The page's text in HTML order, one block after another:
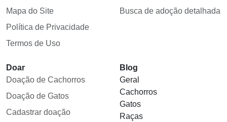
Mapa do Site
Política de Privacidade
Termos de Uso
Busca de adoção detalhada
Doar
Doação de Cachorros
Doação de Gatos
Cadastrar doação
Blog
Geral
Cachorros
Gatos
Raças